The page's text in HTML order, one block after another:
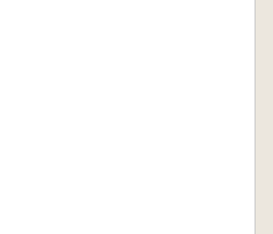
. 예전에는 주로 ‘한도
데기’를 거쳐 요즘에는 주
.”, “御乘峰(어승봉): 제주
동 산간에 있는 ‘어스싱
): 제주특별자치도 제주시
川(병문천)의 일본어 한자
운데 하나.” 등이다.
에 수록한 제주 지명 목록